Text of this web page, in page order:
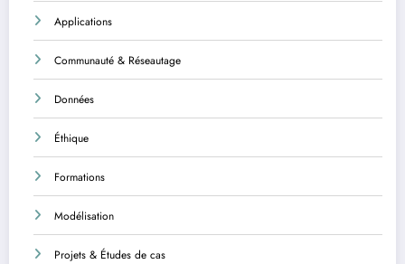
Applications
Communauté & Réseautage
Données
Éthique
Formations
Modélisation
Projets & Études de cas